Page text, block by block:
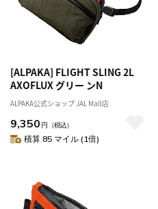
[ALPAKA] FLIGHT SLING 2L
AXOFLUX グリー ンN
ALPAKA公式ショップ JAL Mall店
9,350 円 （税込）
積算 85 マイル (1倍)